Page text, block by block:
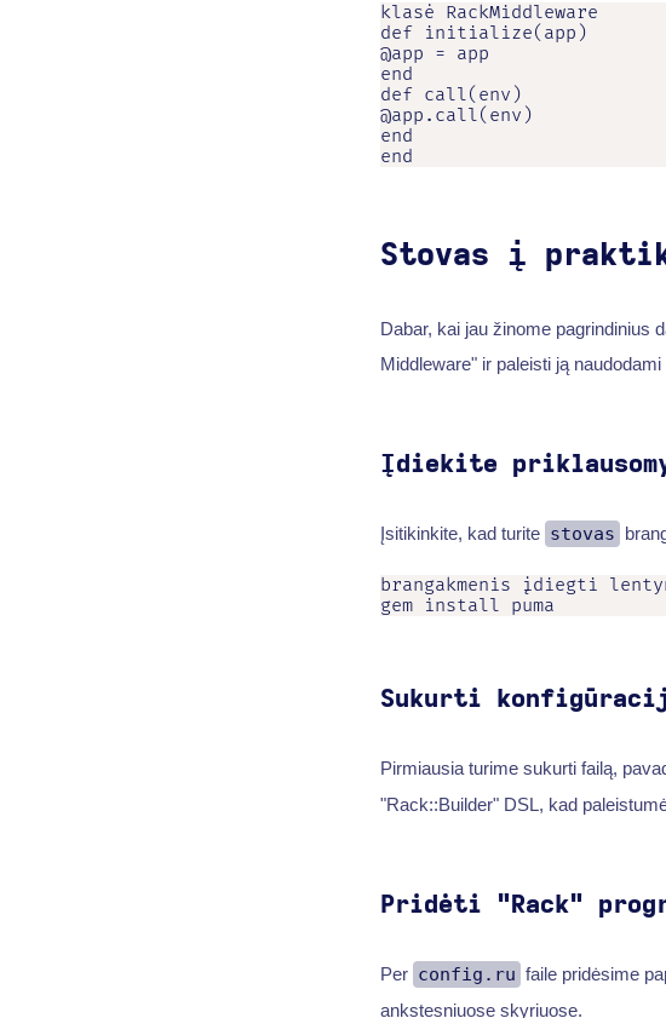
klasė RackMiddleware
def initialize(app)
@app = app
end
def call(env)
@app.call(env)
end
end
Stovas į
Dabar, kai jau žinome pagrindinius
Middleware" ir paleisti ją
Įdiekite
Įsitikinkite, kad turite stovas
brangakmenis įdiegti
gem install puma
Sukurti
Pirmiausia turime sukurti failą,
"Rack::Builder" DSL, kad
Pridėti "Rack"
Per config.ru faile pridėsime
ankstesniuose skyriuose.